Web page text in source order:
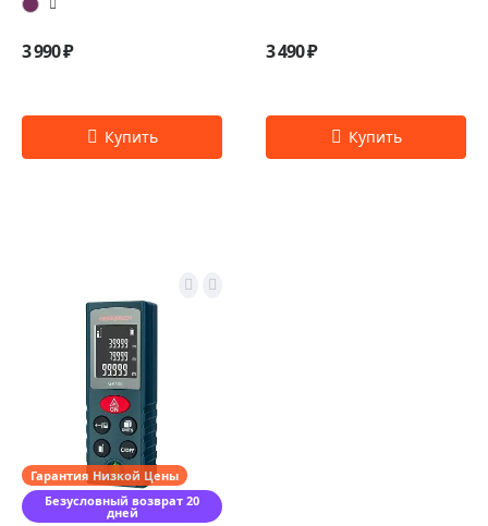
3 990 ₽ 3 490 ₽
Гарантия Низкой Цены
Безусловный возврат 20
дней